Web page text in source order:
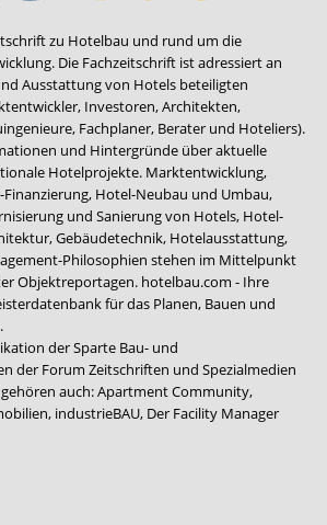
zu Hotelbau und rund um die
Die Fachzeitschrift ist adressiert an
Ausstattung von Hotels beteiligten
Investoren, Architekten,
Fachplaner, Berater und Hoteliers).
und Hintergründe über aktuelle
Hotelprojekte. Marktentwicklung,
Hotel-Neubau und Umbau,
und Sanierung von Hotels, Hotel-
Gebäudetechnik, Hotelausstattung,
Philosophien stehen im Mittelpunkt
Objektreportagen. hotelbau.com - Ihre
für das Planen, Bauen und
der Sparte Bau- und
der Forum Zeitschriften und Spezialmedien
auch:Apartment Community,
, industrieBAU, Der Facility Manager